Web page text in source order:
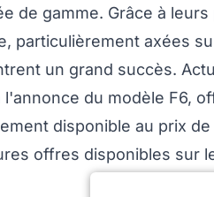
de gamme. Grâce à
particulièrement axées
un grand succès.
l'annonce du modèle F6,
disponible au prix de
offres disponibles sur